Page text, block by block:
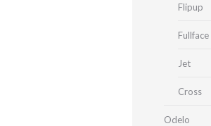
Flipup
Fullface
Jet
Cross
Odelo